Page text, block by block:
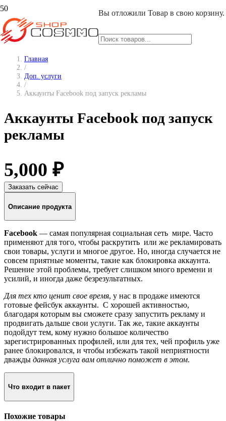
Вы отложили Товар в свою корзину.
Главная
/
Доп. услуги
/
Аккаунты Facebook под запуск рекламы
Аккаунты Facebook под запуск
рекламы
5,000 ₽
Заказать сейчас
Описание продукта
Facebook — самая популярная социальная сеть мире. Часто
применяют для того, чтобы раскрутить или же рекламировать
свои товары, услуги и многое другое. Но, иногда случается не
совсем приятные моменты, такие как блокировка аккаунта.
Решение этой проблемы, требует слишком много времени и
усилий, и иногда даже безрезультатных.
Для тех кто ценит свое время, у нас в продаже имеются
готовые фейсбук аккаунты. С хорошей активностью,
благодаря которым вы сможете сразу запустить рекламу и
продвигать дальше свои услуги. Так же, такие аккаунты
подойдут тем, кому нужно большое количество
зарегистрированных профилей, или для тех, чей профиль уже
ранее блокировался, и чтобы избежать такой неприятности
дважды данная услуга вам отлично поможет в этом.
Что входит в пакет
Похожие товары